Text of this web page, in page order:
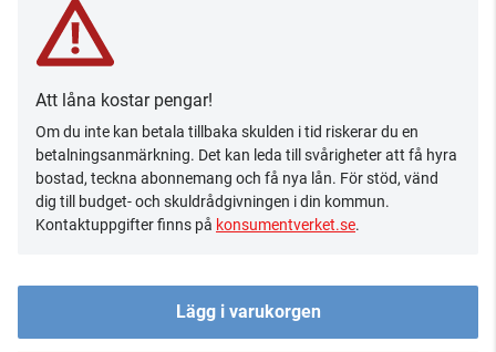
Att låna kostar pengar!
Om du inte kan betala tillbaka skulden i tid riskerar du en
betalningsanmärkning. Det kan leda till svårigheter att få hyra
bostad, teckna abonnemang och få nya lån. För stöd, vänd
dig till budget- och skuldrådgivningen i din kommun.
Kontaktuppgifter finns på konsumentverket.se.
Lägg i varukorgen